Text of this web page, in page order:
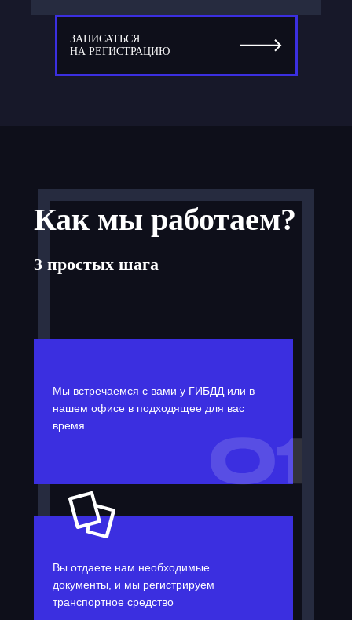
ЗАПИСАТЬСЯ
НА РЕГИСТРАЦИЮ
Как мы работаем?
3 простых шага
Мы встречаемся с вами у ГИБДД или в
нашем офисе в подходящее для вас
время
Вы отдаете нам необходимые
документы, и мы регистрируем
транспортное средство